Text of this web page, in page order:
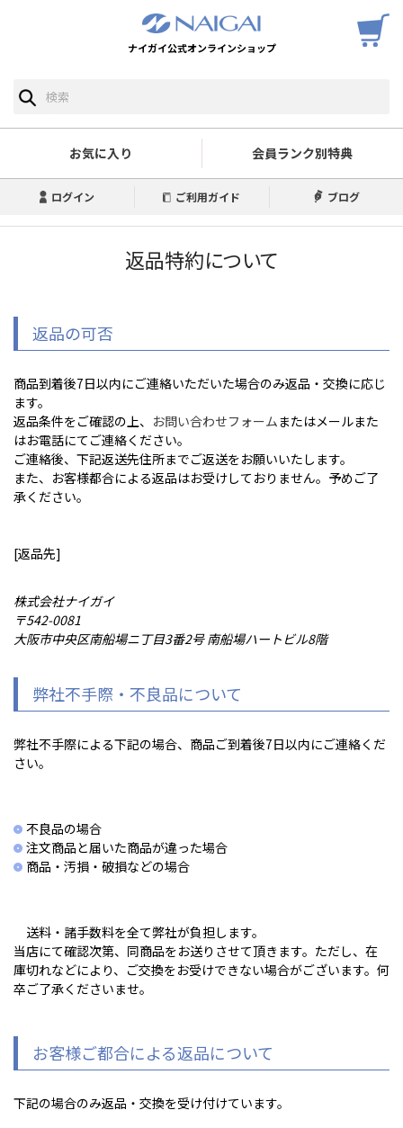
ナイガイ公式オンラインショップ
お気に入り 会員ランク別特典
ログイン ご利用ガイド ブログ
返品特約について
返品の可否
商品到着後7日以内にご連絡いただいた場合のみ返品・交換に応じ
ます。
返品条件をご確認の上、 お問い合わせフォームまたはメールまた
はお電話にてご連絡ください。
ご連絡後、下記返送先住所までご返送をお願いいたします。
また、お客様都合による返品はお受けしておりません。予めご了
承ください。
[返品先]
株式会社ナイガイ
542-0081
大阪市中央区南船場ニ丁目3番2号 南船場ハートビル8階
弊社不手際・不良品について
弊社不手際による下記の場合、商品ご到着後7日以内にご連絡くだ
さい。
不良品の場合
注文商品と届いた商品が違った場合
商品・汚損・破損などの場合
送料・諸手数料を全て弊社が負担します。
当店にて確認次第、同商品をお送りさせて頂きます。ただし、在
庫切れなどにより、ご交換をお受けできない場合がございます。何
卒ご了承くださいませ。
お客様ご都合による返品について
下記の場合のみ返品・交換を受け付けています。